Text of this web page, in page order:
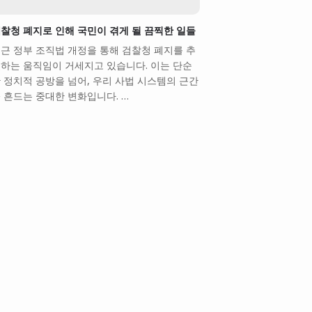
청 폐지로 인해 국민이 겪게 될 끔찍한 일들
정부 조직법 개정을 통해 검찰청 폐지를 추
는 움직임이 거세지고 있습니다. 이는 단순
정치적 공방을 넘어, 우리 사법 시스템의 근간
흔드는 중대한 변화입니다. …